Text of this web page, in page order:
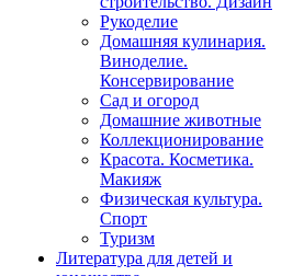
Рукоделие
Домашняя кулинария.
Виноделие.
Консервирование
Сад и огород
Домашние животные
Коллекционирование
Красота. Косметика.
Макияж
Физическая культура.
Спорт
Туризм
Литература для детей и